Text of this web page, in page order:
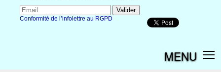
Conformité de l’infolettre au RGPD
MENU